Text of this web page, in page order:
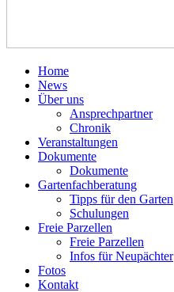
Home
News
Über uns
Ansprechpartner
Chronik
Veranstaltungen
Dokumente
Dokumente
Gartenfachberatung
Tipps für den Garten
Schulungen
Freie Parzellen
Freie Parzellen
Infos für Neupächter
Fotos
Kontakt